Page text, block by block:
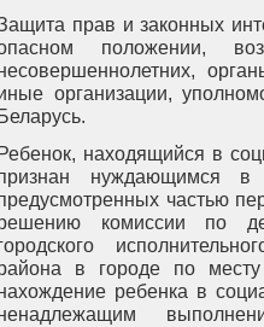
прав и законных
положении,
организации,
находящийся в
нуждающимся в
частью
комиссии по
в городе по
ребенка в